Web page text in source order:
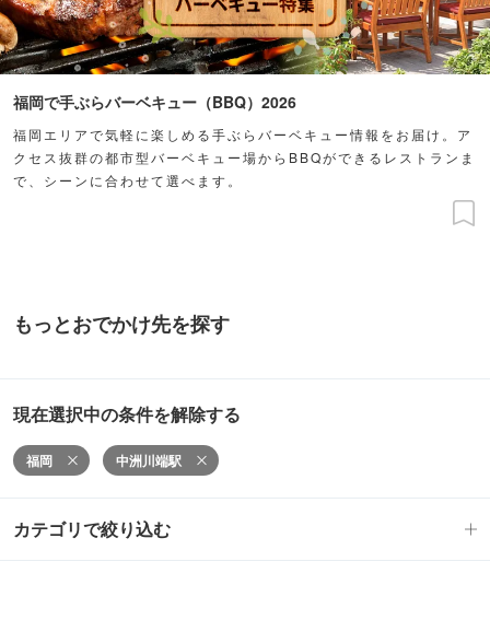
福岡で手ぶらバーベキュー（BBQ）2026
福岡エリアで気軽に楽しめる手ぶらバーベキュー情報をお届け。ア
クセス抜群の都市型バーベキュー場からBBQができるレストランま
で、シーンに合わせて選べます。
もっとおでかけ先を探す
現在選択中の条件を解除する
福岡 中洲川端駅
カテゴリで絞り込む